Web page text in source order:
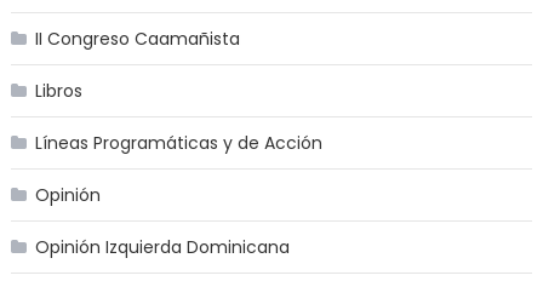
II Congreso Caamañista
Libros
Líneas Programáticas y de Acción
Opinión
Opinión Izquierda Dominicana